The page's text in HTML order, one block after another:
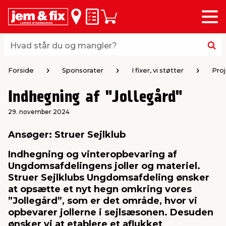
Hvad står du og mangler?
Hvad står du og mangler?
Huskeseddel
Indkøbskurv
Menu
loft & vægge
vinduer
brædder
& varme
& ophæng
& opbevaring
& persienner
& armatur
& ventilation
kloak
Home
& kemikalier
& fugemasse
af værktøj
maskiner
& spande
underholdning
Forside Sponsorater I fixer, vi støtter
Indhegning af "Jollegård"
29. november 2024
Ansøger: Struer Sejlklub
Indhegning og vinteropbevaring af
Ungdomsafdelingens joller og materiel.
Struer Sejlklubs Ungdomsafdeling ønsker
at opsætte et nyt hegn omkring vores
”Jollegård”, som er det område, hvor vi
opbevarer jollerne i sejlsæsonen. Desuden